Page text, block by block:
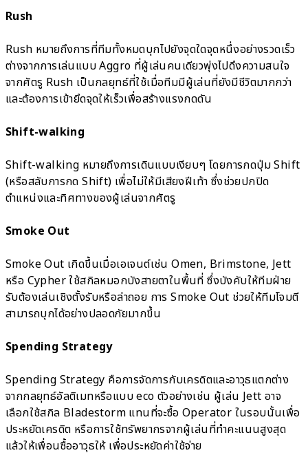
Rush
Rush หมายถึงการที่ทีมทั้งหมดบุกไปยังจุดใดจุดหนึ่งอย่างรวดเร็ว
ต่างจากการเล่นแบบ Aggro ที่ผู้เล่นคนเดียวพุ่งไปดึงความสนใจ
จากศัตรู Rush เป็นกลยุทธ์ที่ใช้เมื่อทีมมีผู้เล่นที่ยังมีชีวิตมากกว่า
และต้องการเข้ายึดจุดให้เร็วเพื่อสร้างแรงกดดัน
Shift-walking
Shift-walking หมายถึงการเดินแบบเงียบๆ โดยการกดปุ่ม Shift
(หรือสลับการกด Shift) เพื่อไม่ให้มีเสียงฝีเท้า ซึ่งช่วยปกปิด
ตำแหน่งและทิศทางของผู้เล่นจากศัตรู
Smoke Out
Smoke Out เกิดขึ้นเมื่อเอเจนต์เช่น Omen, Brimstone, Jett
หรือ Cypher ใช้สกิลหมอกบังสายตาในพื้นที่ ซึ่งบังคับให้ทีมฝ่าย
รับต้องเล่นเชิงตั้งรับหรือล่าถอย การ Smoke Out ช่วยให้ทีมโจมตี
สามารถบุกได้อย่างปลอดภัยมากขึ้น
Spending Strategy
Spending Strategy คือการจัดการกับเครดิตและอาวุธแตกต่าง
จากกลยุทธ์อัลติเมทหรือแบบ eco ตัวอย่างเช่น ผู้เล่น Jett อาจ
เลือกใช้สกิล Bladestorm แทนที่จะซื้อ Operator ในรอบนั้นเพื่อ
ประหยัดเครดิต หรือการใช้ทรัพยากรจากผู้เล่นที่ทำคะแนนสูงสุด
แล้วให้เพื่อนซื้ออาวุธให้ เพื่อประหยัดค่าใช้จ่าย